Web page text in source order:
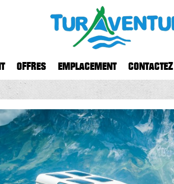
OFFRES EMPLACEMENT CONTACTEZ